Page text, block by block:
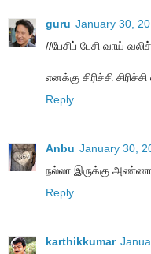
guru January 30,
//பேசிப் பேசி வாய்
எனக்கு சிரிச்சி
Reply
Anbu January 30,
நல்லா இருக்கு அண்ணா
Reply
karthikkumar